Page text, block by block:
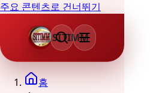
주요 콘텐츠로 건너뛰기
SITIMM
홈